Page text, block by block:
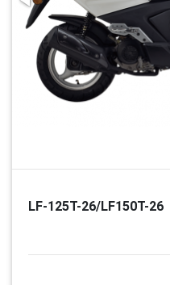
LF-125T-26/LF150T-26